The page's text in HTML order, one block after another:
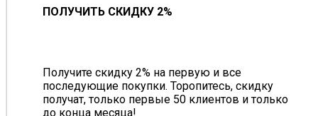
ПОЛУЧИТЬ СКИДКУ 2%
Получите скидку 2% на первую и все
последующие покупки. Торопитесь, скидку
получат, только первые 50 клиентов и только
до конца месяца!